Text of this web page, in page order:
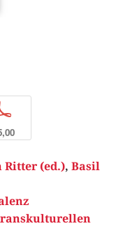
Ritter (ed.), Basil